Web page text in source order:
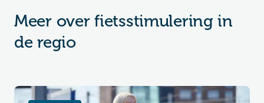
Meer over fietsstimulering in
de regio